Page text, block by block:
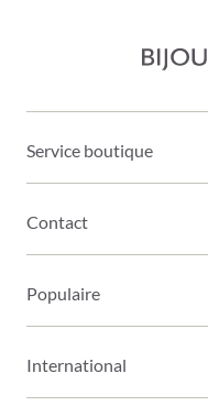
Service boutique
Contact
Populaire
International